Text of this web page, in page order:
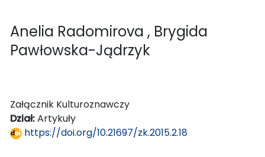
Anelia Radomirova , Brygida
Pawłowska-Jądrzyk
Załącznik Kulturoznawczy
Dział:Artykuły
https://doi.org/10.21697/zk.2015.2.18